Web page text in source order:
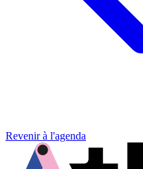
Revenir à l'agenda